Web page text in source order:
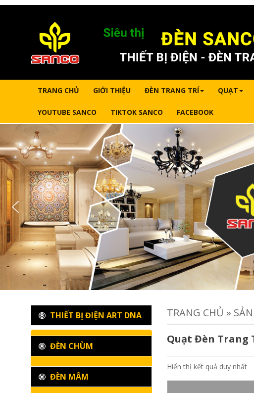
TRANG CHỦ GIỚI THIỆU ĐÈN TRANG TRÍ QUẠT
YOUTUBE SANCO TIKTOK SANCO FACEBOOK
TRANG CHỦ »
Quạt Đèn Trang
Hiển thị kết quả duy nhất
THIẾT BỊ ĐIỆN ART DNA
ĐÈN CHÙM
ĐÈN MÂM